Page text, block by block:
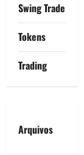
Swing Trade
Tokens
Trading
Arquivos